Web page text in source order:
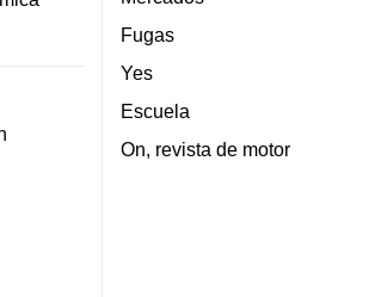
Fugas
Yes
Escuela
On, revista de motor